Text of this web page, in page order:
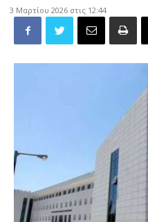
3 Μαρτίου 2026 στις 12:44